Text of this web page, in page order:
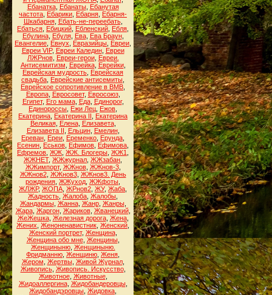
Ебанатка, Ебанаты, Ебанутая
частота Ебарики Ебарня Ебарня-
Шкабарня, Ебать-не-переебать,
Ебаться Ебицкий Ебленский Ебля
Ебулина, Ебуля, Ева, Ева Браун,
Евангелие Евнух Евразийцы Евреи
Евреи VIP, Евреи Каледин, Евреи
ЛЖРнов, Евреи-герои, Евреи.
Антисемитизм
Еврейка, Еврейки,
Еврейская мудрость Еврейская
свадьба Еврейские антисемиты
Еврейское сопротивление в ВМВ
Европа, Евросовет, Евросоюз,
Египет, Его мама, Еда, Единорог,
Единороссы Ежи Лец Ежов
Екатерина Екатерина II
Екатерина
Великая, Елена, Елизавета,
Елизавета II
Ельцин, Емелин,
Ереван Ереи Еременко Ерунда
Есенин Еськов Ефимов Ефимова
Ефремов ЖЖ ЖЖ. Блогеры ЖЖ1
ЖЖНЕТ, ЖЖжурнал ЖЖзабан
ЖЖимпорт, ЖЖнов, ЖЖнов-3,
ЖЖнов2, ЖЖнов3, ЖЖнов3. День
рождения ЖЖуход ЖЖфоты
ЖЛЖР, ЖОПА ЖРнов2 ЖУ, Жаба
Жадность Жалоба Жалобы
Жандармы, Жанна, Жанр, Жанры,
Жара, Жаргон, Жариков, Жванецкий,
ЖеЖешка, Железная дорога, Жена,
Жених Женоненавистник Женский
Женский портрет, Женщина,
Женщина обо мне, Женщины,
Женщиныню, Женщиныню.
Фридманню Женщиню Женя
Жером Жертвы, Живой Журнал,
Живопись, Живопись. Искусство,
Животное, Животные,
Жидоаллергина, Жидобандеровцы,
Жидобандэровцы Жидовка